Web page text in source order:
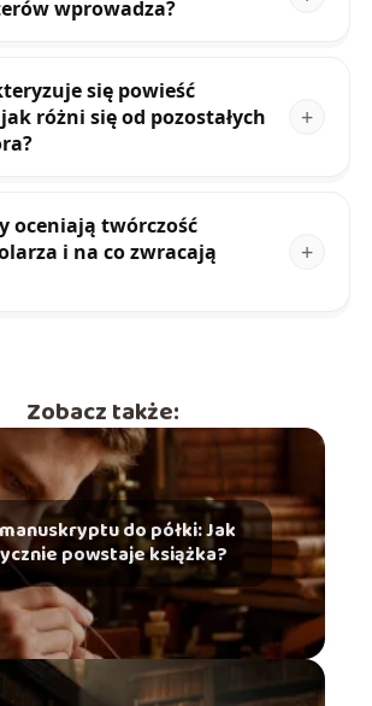
wprowadza?
się powieść
różni się od pozostałych
oceniają twórczość
i na co zwracają
Zobacz także:
do półki: Jak
powstaje książka?